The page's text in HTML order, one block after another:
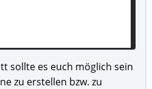
sollte es euch möglich sein
zu erstellen bzw. zu